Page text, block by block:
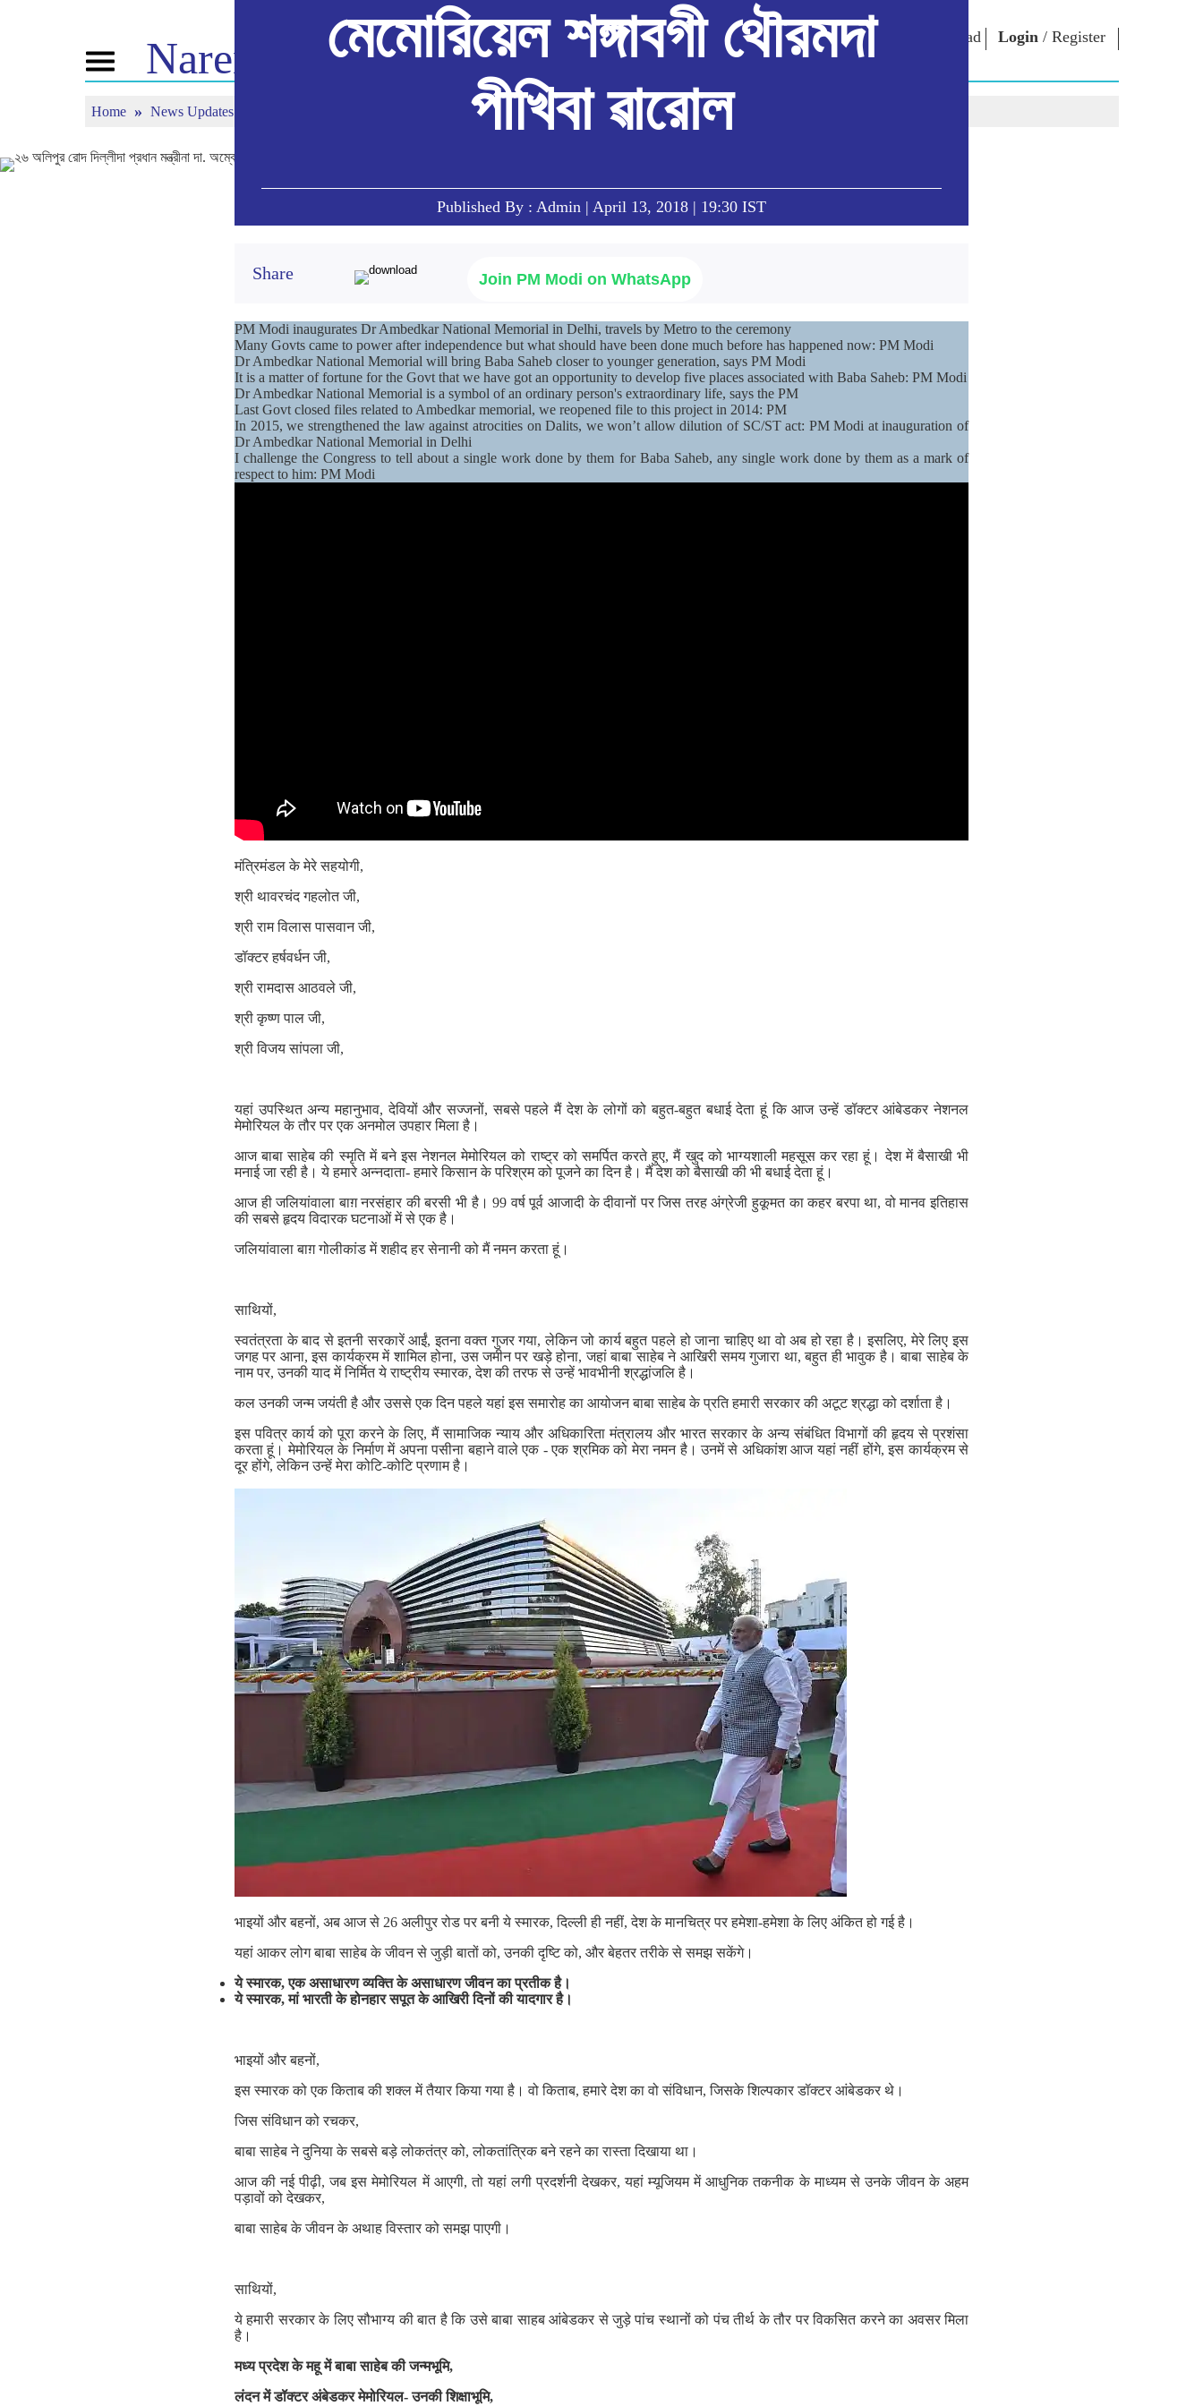
Toggle
navigationNarendra Modi Mera Saansad Download App Login / Register
Search
Manipuri
এন এমগী মরমদা
বি জে পিগা কনেক্ত
ঈ-পাউ
মিদিয়া কভরেজ
রিফ্লেকশন্স
নুংদা
কাংলুপশিং
অন্তর্জাতিগী
Kashi Vikas Yatra
ইথোক্লবা ৱারোলশিং
ইন্তরভ্যুশিং
ই-গ্রীতিংশিং
Home News Updates ২৬ অলিপুর রোদ দিল্লীদা প্রধান মন্ত্রীনা দা. অম্বেদকর নেস্নেল মেমোরিয়েল শঙ্গাবগী থৌরমদা পীখিবা ৱারোল
মেমোরিয়েল শঙ্গাবগী থৌরমদা
পীখিবা ৱারোল
Published By : Admin | April 13, 2018 | 19:30 IST
Share Join PM Modi on WhatsApp
PM Modi inaugurates Dr Ambedkar National Memorial in Delhi, travels by Metro to the ceremony
Many Govts came to power after independence but what should have been done much before has happened now: PM Modi
Dr Ambedkar National Memorial will bring Baba Saheb closer to younger generation, says PM Modi
It is a matter of fortune for the Govt that we have got an opportunity to develop five places associated with Baba Saheb: PM Modi
Dr Ambedkar National Memorial is a symbol of an ordinary person's extraordinary life, says the PM
Last Govt closed files related to Ambedkar memorial, we reopened file to this project in 2014: PM
In 2015, we strengthened the law against atrocities on Dalits, we won’t allow dilution of SC/ST act: PM Modi at inauguration of
Dr Ambedkar National Memorial in Delhi
I challenge the Congress to tell about a single work done by them for Baba Saheb, any single work done by them as a mark of
respect to him: PM Modi
मंत्रिमंडल के मेरे सहयोगी,
श्री थावरचंद गहलोत जी,
श्री राम विलास पासवान जी,
डॉक्टर हर्षवर्धन जी,
श्री रामदास आठवले जी,
श्री कृष्ण पाल जी,
श्री विजय सांपला जी,
यहां उपस्थित अन्य महानुभाव, देवियों और सज्जनों, सबसे पहले मैं देश के लोगों को बहुत-बहुत बधाई देता हूं कि आज उन्हें डॉक्टर आंबेडकर नेशनल
मेमोरियल के तौर पर एक अनमोल उपहार मिला है।
आज बाबा साहेब की स्मृति में बने इस नेशनल मेमोरियल को राष्ट्र को समर्पित करते हुए, मैं खुद को भाग्यशाली महसूस कर रहा हूं। देश में बैसाखी भी
मनाई जा रही है। ये हमारे अन्नदाता- हमारे किसान के परिश्रम को पूजने का दिन है। मैं देश को बैसाखी की भी बधाई देता हूं।
आज ही जलियांवाला बाग़ नरसंहार की बरसी भी है। 99 वर्ष पूर्व आजादी के दीवानों पर जिस तरह अंग्रेजी हुकूमत का कहर बरपा था, वो मानव इतिहास
की सबसे हृदय विदारक घटनाओं में से एक है।
जलियांवाला बाग़ गोलीकांड में शहीद हर सेनानी को मैं नमन करता हूं।
साथियों,
स्वतंत्रता के बाद से इतनी सरकारें आईं, इतना वक्त गुजर गया, लेकिन जो कार्य बहुत पहले हो जाना चाहिए था वो अब हो रहा है। इसलिए, मेरे लिए इस
जगह पर आना, इस कार्यक्रम में शामिल होना, उस जमीन पर खड़े होना, जहां बाबा साहेब ने आखिरी समय गुजारा था, बहुत ही भावुक है। बाबा साहेब के
नाम पर, उनकी याद में निर्मित ये राष्ट्रीय स्मारक, देश की तरफ से उन्हें भावभीनी श्रद्धांजलि है।
कल उनकी जन्म जयंती है और उससे एक दिन पहले यहां इस समारोह का आयोजन बाबा साहेब के प्रति हमारी सरकार की अटूट श्रद्धा को दर्शाता है।
इस पवित्र कार्य को पूरा करने के लिए, मैं सामाजिक न्याय और अधिकारिता मंत्रालय और भारत सरकार के अन्य संबंधित विभागों की हृदय से प्रशंसा
करता हूं। मेमोरियल के निर्माण में अपना पसीना बहाने वाले एक - एक श्रमिक को मेरा नमन है। उनमें से अधिकांश आज यहां नहीं होंगे, इस कार्यक्रम से
दूर होंगे, लेकिन उन्हें मेरा कोटि-कोटि प्रणाम है।
भाइयों और बहनों, अब आज से 26 अलीपुर रोड पर बनी ये स्मारक, दिल्ली ही नहीं, देश के मानचित्र पर हमेशा-हमेशा के लिए अंकित हो गई है।
यहां आकर लोग बाबा साहेब के जीवन से जुड़ी बातों को, उनकी दृष्टि को, और बेहतर तरीके से समझ सकेंगे।
ये स्मारक,एक असाधारण व्यक्ति के असाधारण जीवन का प्रतीक है।
ये स्मारक,मां भारती के होनहार सपूत के आखिरी दिनों की यादगार है।
भाइयों और बहनों,
इस स्मारक को एक किताब की शक्ल में तैयार किया गया है। वो किताब, हमारे देश का वो संविधान, जिसके शिल्पकार डॉक्टर आंबेडकर थे।
जिस संविधान को रचकर,
बाबा साहेब ने दुनिया के सबसे बड़े लोकतंत्र को, लोकतांत्रिक बने रहने का रास्ता दिखाया था।
आज की नई पीढ़ी, जब इस मेमोरियल में आएगी, तो यहां लगी प्रदर्शनी देखकर, यहां म्यूजियम में आधुनिक तकनीक के माध्यम से उनके जीवन के अहम
पड़ावों को देखकर,
बाबा साहेब के जीवन के अथाह विस्तार को समझ पाएगी।
साथियों,
ये हमारी सरकार के लिए सौभाग्य की बात है कि उसे बाबा साहब आंबेडकर से जुड़े पांच स्थानों को पंच तीर्थ के तौर पर विकसित करने का अवसर मिला
है।
मध्य प्रदेश के महू में बाबा साहेब की जन्मभूमि,
लंदन में डॉक्टर अंबेडकर मेमोरियल-उनकी शिक्षाभूमि,